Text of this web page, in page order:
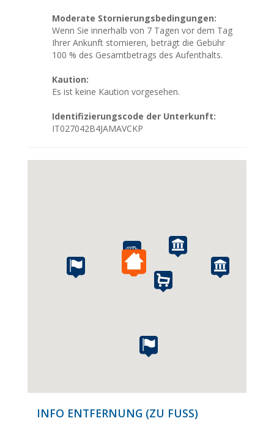
Moderate Stornierungsbedingungen:
Wenn Sie innerhalb von 7 Tagen vor dem Tag
Ihrer Ankunft stornieren, beträgt die Gebühr
100 % des Gesamtbetrags des Aufenthalts.
Kaution:
Es ist keine Kaution vorgesehen.
Identifizierungscode der Unterkunft:
IT027042B4JAMAVCKP
INFO ENTFERNUNG (ZU FUSS)